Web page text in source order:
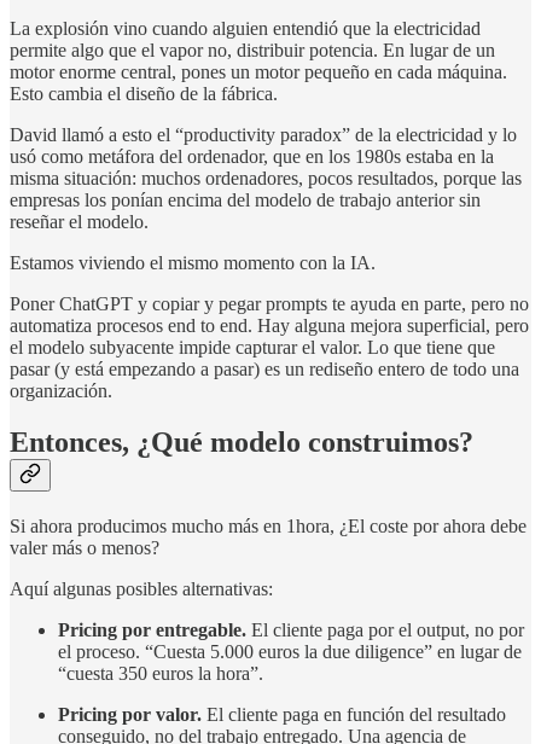
La explosión vino cuando alguien entendió que la electricidad
permite algo que el vapor no, distribuir potencia. En lugar de un
motor enorme central, pones un motor pequeño en cada máquina.
Esto cambia el diseño de la fábrica.
David llamó a esto el “productivity paradox” de la electricidad y lo
usó como metáfora del ordenador, que en los 1980s estaba en la
misma situación: muchos ordenadores, pocos resultados, porque las
empresas los ponían encima del modelo de trabajo anterior sin
reseñar el modelo.
Estamos viviendo el mismo momento con la IA.
Poner ChatGPT y copiar y pegar prompts te ayuda en parte, pero no
automatiza procesos end to end. Hay alguna mejora superficial, pero
el modelo subyacente impide capturar el valor. Lo que tiene que
pasar (y está empezando a pasar) es un rediseño entero de todo una
organización.
Entonces, ¿Qué modelo construimos?
Si ahora producimos mucho más en 1hora, ¿El coste por ahora debe
valer más o menos?
Aquí algunas posibles alternativas:
Pricing por entregable. El cliente paga por el output, no por
el proceso. “Cuesta 5.000 euros la due diligence” en lugar de
“cuesta 350 euros la hora”.
Pricing por valor. El cliente paga en función del resultado
conseguido, no del trabajo entregado. Una agencia de